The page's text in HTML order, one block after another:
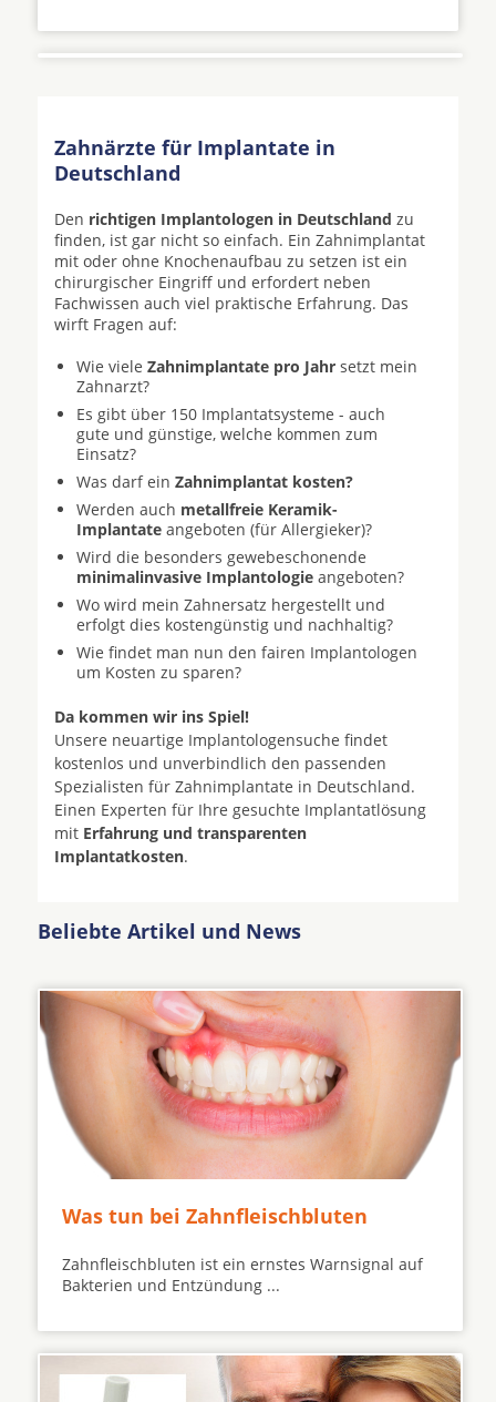
Zahnärzte für Implantate in
Deutschland
Den richtigen Implantologen in Deutschland zu
finden, ist gar nicht so einfach. Ein Zahnimplantat
mit oder ohne Knochenaufbau zu setzen ist ein
chirurgischer Eingriff und erfordert neben
Fachwissen auch viel praktische Erfahrung. Das
wirft Fragen auf:
Wie viele Zahnimplantate pro Jahr setzt mein
Zahnarzt?
Es gibt über 150 Implantatsysteme - auch
gute und günstige, welche kommen zum
Einsatz?
Was darf ein Zahnimplantat kosten?
Werden auch metallfreie Keramik-
Implantate angeboten (für Allergieker)?
Wird die besonders gewebeschonende
minimalinvasive Implantologie angeboten?
Wo wird mein Zahnersatz hergestellt und
erfolgt dies kostengünstig und nachhaltig?
Wie findet man nun den fairen Implantologen
um Kosten zu sparen?
Da kommen wir ins Spiel!
Unsere neuartige Implantologensuche findet
kostenlos und unverbindlich den passenden
Spezialisten für Zahnimplantate in Deutschland.
Einen Experten für Ihre gesuchte Implantatlösung
mit Erfahrung und transparenten
Implantatkosten.
Beliebte Artikel und News
Was tun bei Zahnfleischbluten
Zahnfleischbluten ist ein ernstes Warnsignal auf
Bakterien und Entzündung ...